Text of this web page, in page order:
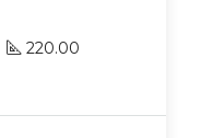
220.00